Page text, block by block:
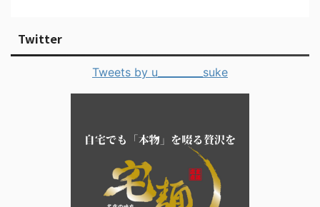
Twitter
Tweets by u_________suke